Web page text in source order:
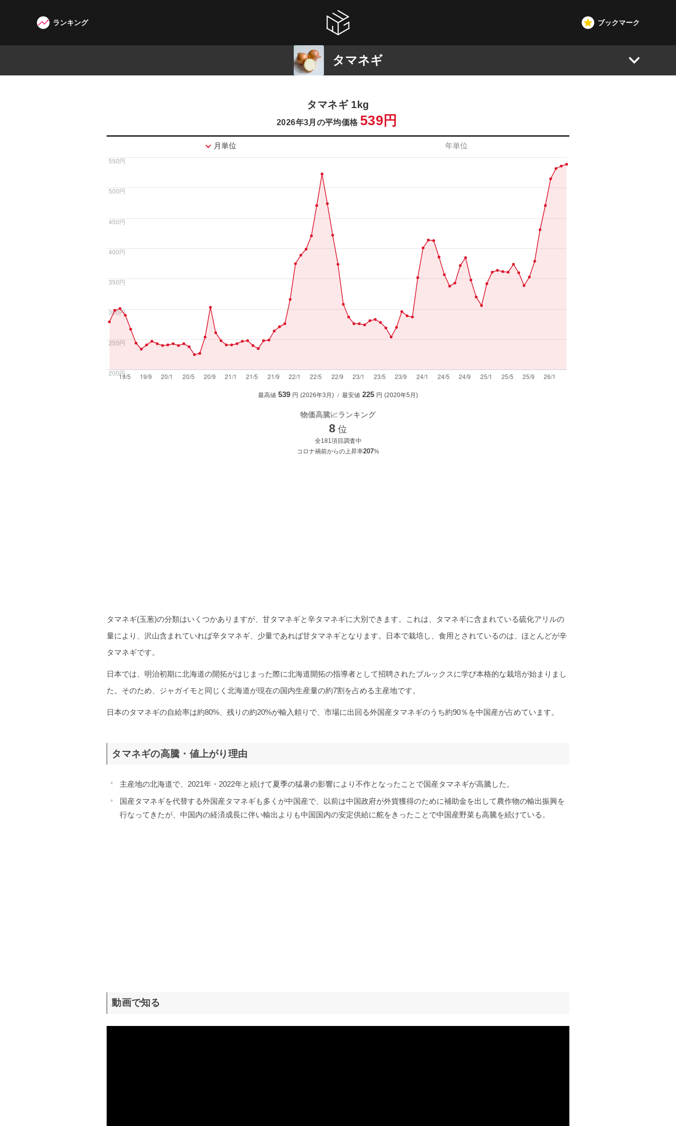
W3G
ランキング ブックマーク
タマネギ
タマネギ 1kg
2026年3月の平均価格 539円
月単位 年単位
最高値 539 2026年3月 最安値 225 2020年5月
物価高騰📈ランキング
8
全181項目調査中
コロナ禍前からの上昇率207%
タマネギ(玉葱)の分類はいくつかありますが、甘タマネギと辛タマネギに大別できます。これは、タマネギに含まれている硫化アリルの
量により、沢山含まれていれば辛タマネギ、少量であれば甘タマネギとなります。日本で栽培し、食用とされているのは、ほとんどが辛
タマネギです。
日本では、明治初期に北海道の開拓がはじまった際に北海道開拓の指導者として招聘されたブルックスに学び本格的な栽培が始まりまし
た。そのため、ジャガイモと同じく北海道が現在の国内生産量の約7割を占める主産地です。
日本のタマネギの自給率は約80%、残りの約20%が輸入頼りで、市場に出回る外国産タマネギのうち約90％を中国産が占めています。
タマネギの高騰・値上がり理由
主産地の北海道で、2021年・2022年と続けて夏季の猛暑の影響により不作となったことで国産タマネギが高騰した。
国産タマネギを代替する外国産タマネギも多くが中国産で、以前は中国政府が外貨獲得のために補助金を出して農作物の輸出振興を
行なってきたが、中国内の経済成長に伴い輸出よりも中国国内の安定供給に舵をきったことで中国産野菜も高騰を続けている。
動画で知る